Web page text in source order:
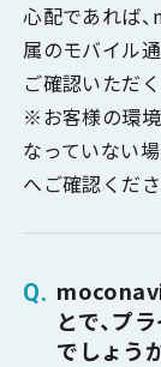
心配であれば
属のモバイル
ご確認いただ
※お客様の環境
なっていない
へご確認くださ
とで、プ
でしょう